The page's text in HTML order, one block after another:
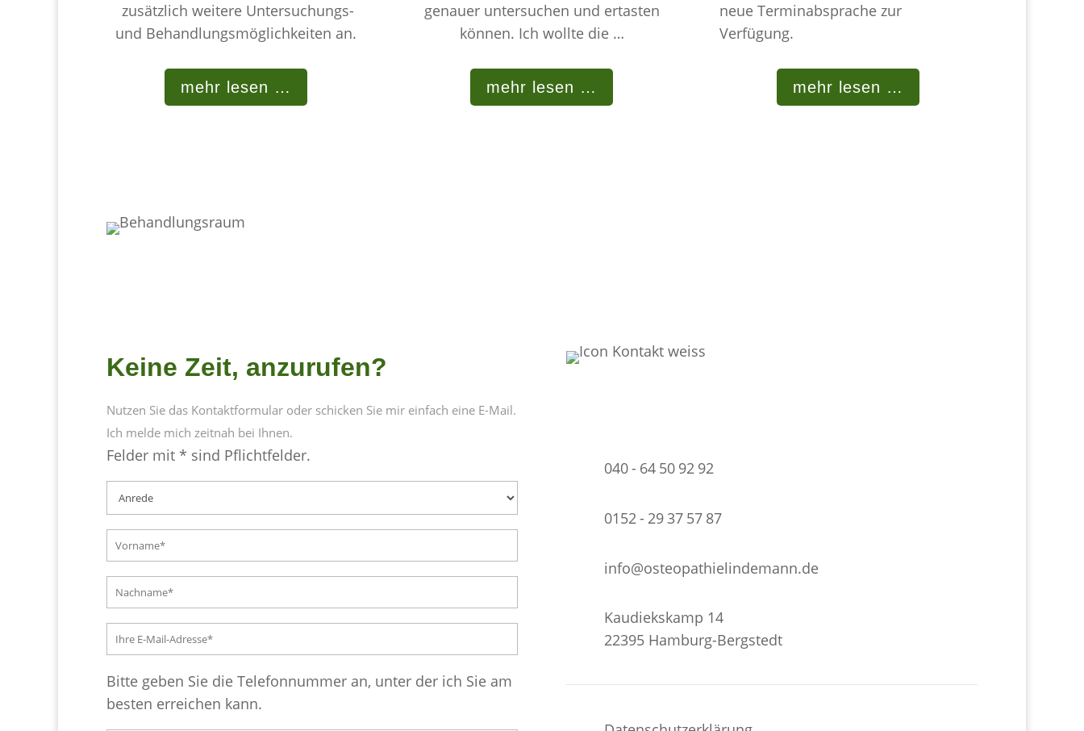
zusätzlich weitere Untersuchungs-
und Behandlungsmöglichkeiten an.
mehr lesen …
genauer untersuchen und ertasten
können. Ich wollte die …
mehr lesen …
neue Terminabsprache zur
Verfügung.
mehr lesen …
Keine Zeit, anzurufen?
Nutzen Sie das Kontaktformular oder schicken Sie mir einfach eine E-Mail.
Ich melde mich zeitnah bei Ihnen.
Felder mit * sind Pflichtfelder.
Bitte geben Sie die Telefonnummer an, unter der ich Sie am
besten erreichen kann.
040 - 64 50 92 92
0152 - 29 37 57 87
info@osteopathielindemann.de
Kaudiekskamp 14
22395 Hamburg-Bergstedt